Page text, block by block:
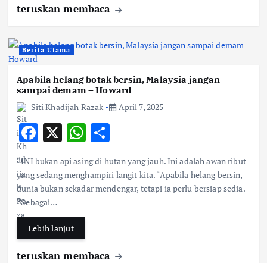
teruskan membaca
Berita Utama
Apabila helang botak bersin, Malaysia jangan
sampai demam – Howard
Siti Khadijah Razak
April 7, 2025
F
ac
e
b
o
o
k
X W
h
at
s
p
ar
e
“INI bukan api asing di hutan yang jauh. Ini adalah awan ribut
yang sedang menghampiri langit kita. “Apabila helang bersin,
dunia bukan sekadar mendengar, tetapi ia perlu bersiap sedia.
“Sebagai…
Lebih lanjut
teruskan membaca